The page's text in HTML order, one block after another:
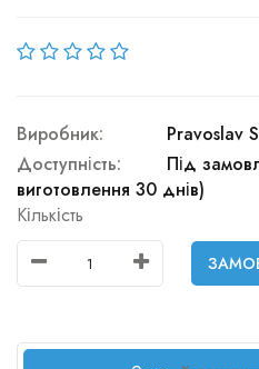
Виробник:
Pravoslav
Доступність:
Під
виготовлення 30 днів)
Кількість